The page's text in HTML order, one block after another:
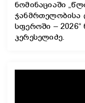
ნომინაციაში
ჯანმრთელობისა
სფეროში –
კერესელიძე.